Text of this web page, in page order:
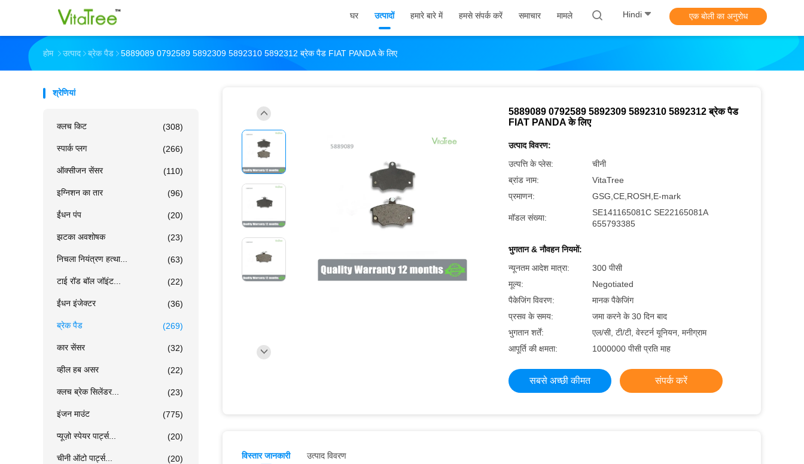
घर उत्पादों हमारे बारे में हमसे संपर्क करें समाचार मामले Hindi एक बोली का अनुरोध
होम उत्पाद ब्रेक पैड 5889089 0792589 5892309 5892310 5892312 ब्रेक पैड FIAT PANDA के लिए
श्रेणियां
क्लच किट (308)
स्पार्क प्लग (266)
ऑक्सीजन सेंसर (110)
इग्निशन का तार (96)
ईंधन पंप (20)
झटका अवशोषक (23)
निचला नियंत्रण हत्था... (63)
टाई रॉड बॉल जॉइंट... (22)
ईंधन इंजेक्टर (36)
ब्रेक पैड (269)
कार सेंसर (32)
व्हील हब असर (22)
क्लच ब्रेक सिलेंडर... (23)
इंजन माउंट (775)
प्यूज़ो स्पेयर पार्ट्स... (20)
चीनी ऑटो पार्ट्स... (20)
5889089 0792589 5892309 5892310 5892312 ब्रेक पैड
FIAT PANDA के लिए
उत्पाद विवरण:
उत्पत्ति के प्लेस:
चीनी
ब्रांड नाम:
VitaTree
प्रमाणन:
GSG,CE,ROSH,E-mark
मॉडल संख्या:
SE141165081C SE22165081A
655793385
भुगतान & नौवहन नियमों:
न्यूनतम आदेश मात्रा:
300 पीसी
मूल्य:
Negotiated
पैकेजिंग विवरण:
मानक पैकेजिंग
प्रसव के समय:
जमा करने के 30 दिन बाद
भुगतान शर्तें:
एल/सी, टी/टी, वेस्टर्न यूनियन, मनीग्राम
आपूर्ति की क्षमता:
1000000 पीसी प्रति माह
सबसे अच्छी कीमत संपर्क करें
विस्तार जानकारी उत्पाद विवरण